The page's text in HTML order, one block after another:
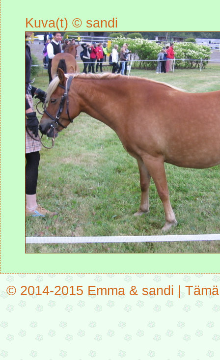
Kuva(t) © sandi
© 2014-2015 Emma & sandi |